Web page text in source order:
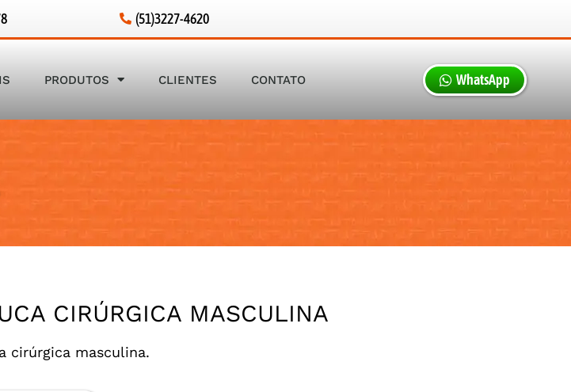
(51)3227-4620
PRODUTOS CLIENTES CONTATO WhatsApp
CIRÚRGICA MASCULINA
cirúrgica masculina.